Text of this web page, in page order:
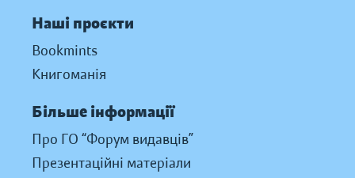
Наші проєкти
Bookmints
Книгоманія
Більше інформації
Про ГО “Форум видавців”
Презентаційні матеріали